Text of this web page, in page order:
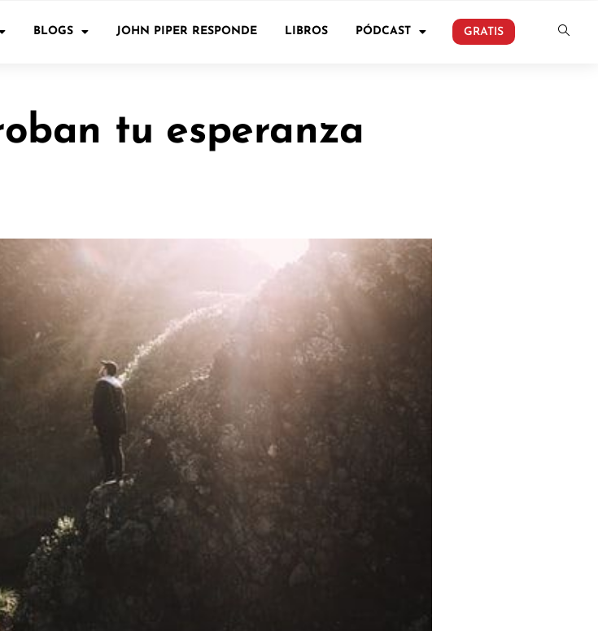
BLOGS JOHN PIPER RESPONDE LIBROS PÓDCAST GRATIS
tu esperanza